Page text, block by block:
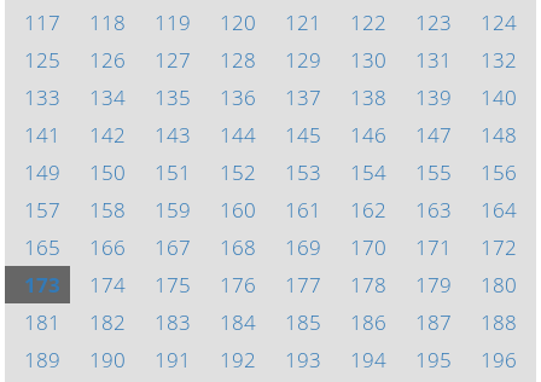
117
118 119 120 121 122 123
124
125
126 127 128 129 130 131
132
133
134 135 136 137 138 139
140
141
142 143 144 145 146 147
148
149
150 151 152 153 154 155
156
157
158 159 160 161 162 163
164
165
166 167 168 169 170 171
172
173
174 175 176 177 178 179
180
181
182 183 184 185 186 187
188
189
190 191 192 193 194 195
196